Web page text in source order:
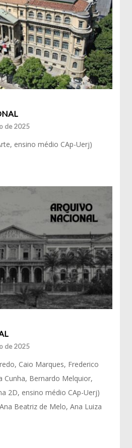
de 2025
ensino médio CAp-Uerj)
de 2025
Caio Marques, Frederico
Cunha, Bernardo Melquior,
2D, ensino médio CAp-Uerj)
Beatriz de Melo, Ana Luiza